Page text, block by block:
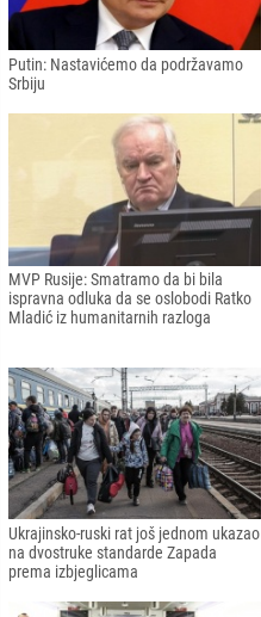
Putin: Nastavićemo da podržavamo
Srbiju
MVP Rusije: Smatramo da bi bila
ispravna odluka da se oslobodi Ratko
Mladić iz humanitarnih razloga
Ukrajinsko-ruski rat još jednom ukazao
na dvostruke standarde Zapada
prema izbjeglicama